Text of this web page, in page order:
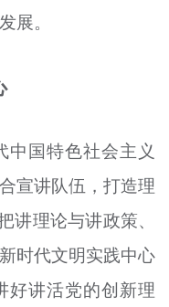
展。
中国特色社会主义
宣讲队伍，打造理
讲理论与讲政策、
时代文明实践中心
好讲活党的创新理